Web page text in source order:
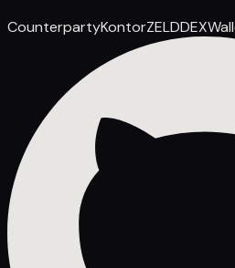
CounterpartyKontorZELDDEX